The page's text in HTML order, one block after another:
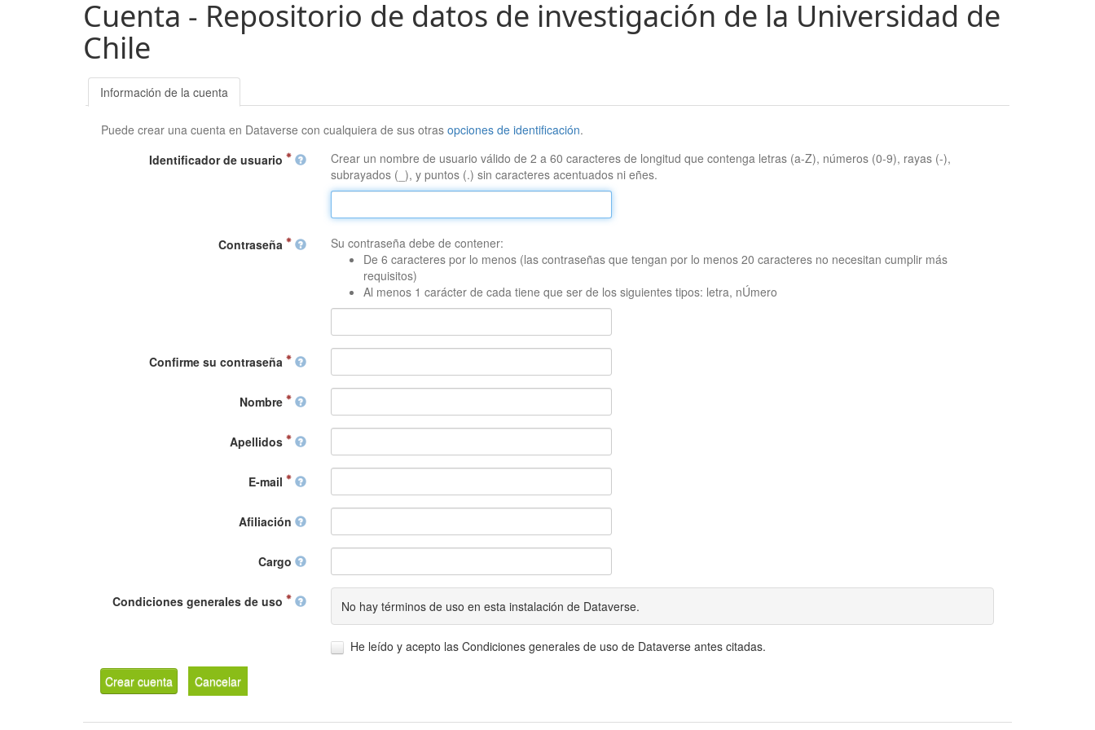
Cuenta - Repositorio de datos de investigación de la Universidad de
Chile
Información de la cuenta
Puede crear una cuenta en Dataverse con cualquiera de sus otrasopciones de identificación.
Identificador de usuario
Crear un nombre de usuario válido de 2 a 60 caracteres de longitud que contenga letras (a-Z), números (0-9), rayas (-),
subrayados (_), y puntos (.) sin caracteres acentuados ni eñes.
Contraseña
Su contraseña debe de contener:
De 6 caracteres por lo menos (las contraseñas que tengan por lo menos 20 caracteres no necesitan cumplir más
requisitos)
Al menos 1 carácter de cada tiene que ser de los siguientes tipos: letra, nÚmero
Confirme su contraseña
Nombre
Apellidos
E-mail
Afiliación
Cargo
Condiciones generales de uso No hay términos de uso en esta instalación de Dataverse.
He leído y acepto las Condiciones generales de uso de Dataverse antes citadas.
Crear cuenta Cancelar